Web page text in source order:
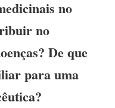
no
no
De que
para uma